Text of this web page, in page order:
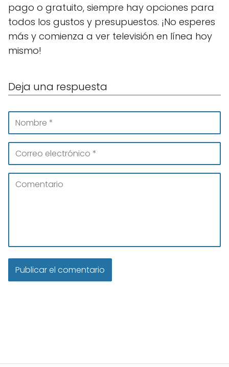
pago o gratuito, siempre hay opciones para
todos los gustos y presupuestos. ¡No esperes
más y comienza a ver televisión en línea hoy
mismo!
Deja una respuesta